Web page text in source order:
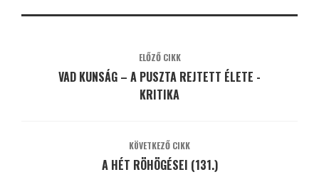
ELŐZŐ CIKK
VAD KUNSÁG – A PUSZTA REJTETT ÉLETE -
KRITIKA
KÖVETKEZŐ CIKK
A HÉT RÖHÖGÉSEI (131.)